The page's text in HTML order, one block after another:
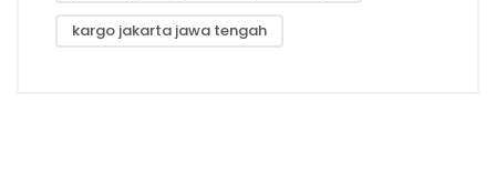
kargo jakarta jawa tengah